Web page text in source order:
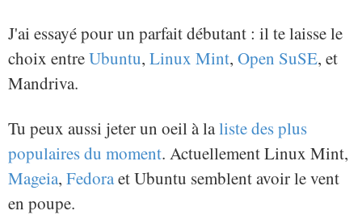
J'ai essayé pour un parfait débutant : il te laisse le
choix entreUbuntu, Linux Mint, Open SuSE, et
Mandriva.
Tu peux aussi jeter un oeil à laliste des plus
populaires du moment. Actuellement Linux Mint,
Mageia, Fedoraet Ubuntu semblent avoir le vent
en poupe.